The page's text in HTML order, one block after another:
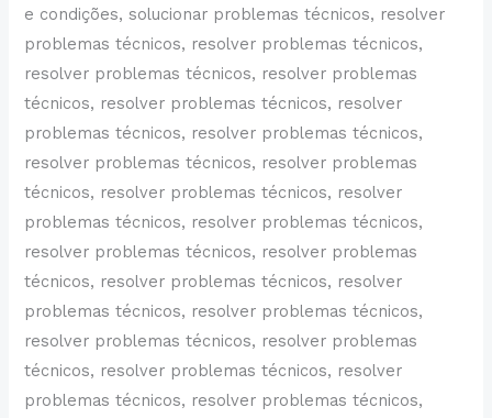
e condições, solucionar problemas técnicos, resolver
problemas técnicos, resolver problemas técnicos,
resolver problemas técnicos, resolver problemas
técnicos, resolver problemas técnicos, resolver
problemas técnicos, resolver problemas técnicos,
resolver problemas técnicos, resolver problemas
técnicos, resolver problemas técnicos, resolver
problemas técnicos, resolver problemas técnicos,
resolver problemas técnicos, resolver problemas
técnicos, resolver problemas técnicos, resolver
problemas técnicos, resolver problemas técnicos,
resolver problemas técnicos, resolver problemas
técnicos, resolver problemas técnicos, resolver
problemas técnicos, resolver problemas técnicos,